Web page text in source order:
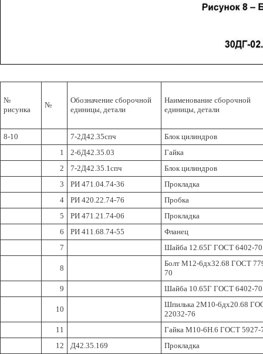
№
рисунка
№
Обозначение сборочной
единицы, детали
Наименование сборочной
единицы, детали
8-10 7-2Д42.35спч
Блок цилиндров
1
2-6Д42.35.03
Гайка
2
7-2Д42.35.1спч
Блок цилиндров
3
РИ 471.04.74-36
Прокладка
4
РИ 420.22.74-76
Пробка
5
РИ 471.21.74-06
Прокладка
6
РИ 411.68.74-55
Фланец
7
Шайба 12.65Г ГОСТ 6402-70
8
Болт М12-6дх32.68 ГОСТ
70
9
Шайба 10.65Г ГОСТ 6402-70
10
Шпилька 2М10-6дх20.68
22032-76
11
Гайка М10-6Н.6 ГОСТ 5927-
12
Д42.35.169
Прокладка